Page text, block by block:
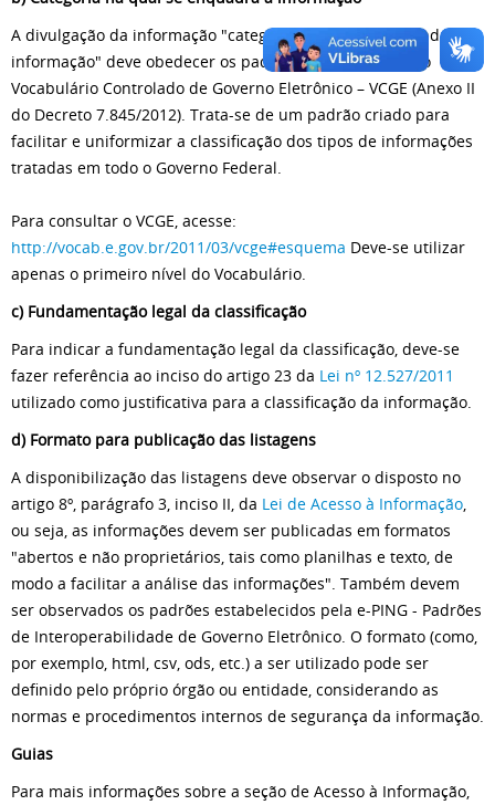
A divulgação da informação "categoria na qual se enquadra a
informação" deve obedecer os padrões estabelecidos no
Vocabulário Controlado de Governo Eletrônico – VCGE (Anexo II
do Decreto 7.845/2012). Trata-se de um padrão criado para
facilitar e uniformizar a classificação dos tipos de informações
tratadas em todo o Governo Federal.
Para consultar o VCGE, acesse:
http://vocab.e.gov.br/2011/03/vcge#esquema Deve-se utilizar
apenas o primeiro nível do Vocabulário.
c) Fundamentação legal da classificação
Para indicar a fundamentação legal da classificação, deve-se
fazer referência ao inciso do artigo 23 da Lei nº 12.527/2011
utilizado como justificativa para a classificação da informação.
d) Formato para publicação das listagens
A disponibilização das listagens deve observar o disposto no
artigo 8º, parágrafo 3, inciso II, da Lei de Acesso à Informação
ou seja, as informações devem ser publicadas em formatos
"abertos e não proprietários, tais como planilhas e texto, de
modo a facilitar a análise das informações". Também devem
ser observados os padrões estabelecidos pela e-PING - Padrões
de Interoperabilidade de Governo Eletrônico. O formato (como,
por exemplo, html, csv, ods, etc.) a ser utilizado pode ser
definido pelo próprio órgão ou entidade, considerando as
normas e procedimentos internos de segurança da informação.
Guias
Para mais informações sobre a seção de Acesso à Informação,